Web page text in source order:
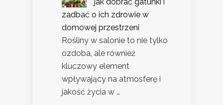
zadbać o ich zdrowie w
domowej przestrzeni
Rośliny w salonie to nie tylko
ozdoba, ale również
kluczowy element
wpływający na atmosferę i
jakość życia w …